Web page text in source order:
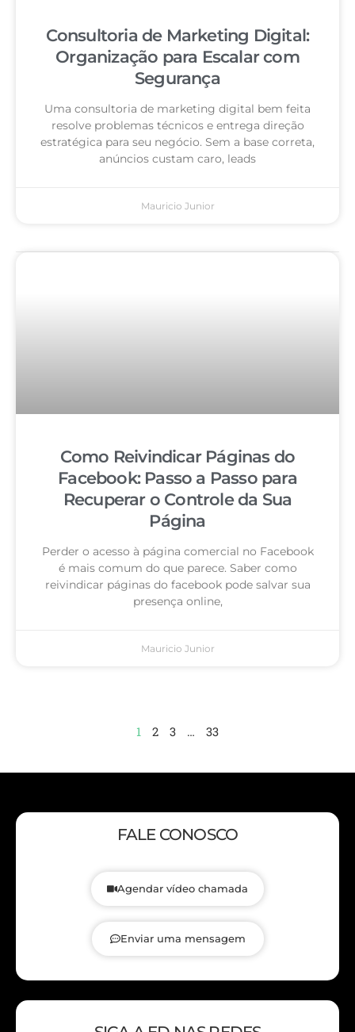
Consultoria de Marketing Digital:
Organização para Escalar com
Segurança
Uma consultoria de marketing digital bem feita
resolve problemas técnicos e entrega direção
estratégica para seu negócio. Sem a base correta,
anúncios custam caro, leads
Mauricio Junior
Como Reivindicar Páginas do
Facebook: Passo a Passo para
Recuperar o Controle da Sua
Página
Perder o acesso à página comercial no Facebook
é mais comum do que parece. Saber como
reivindicar páginas do facebook pode salvar sua
presença online,
Mauricio Junior
1 2 3 … 33
FALE CONOSCO
Agendar vídeo chamada
Enviar uma mensagem